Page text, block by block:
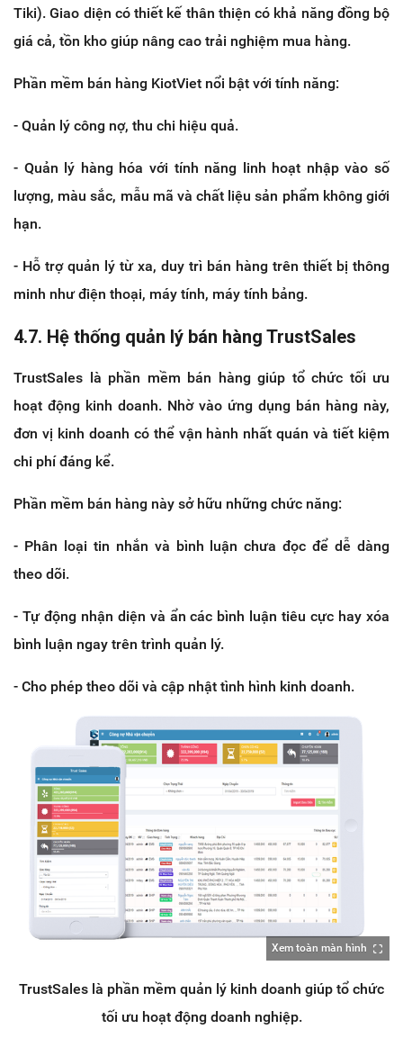
Tiki). Giao diện có thiết kế thân thiện có khả năng đồng bộ
giá cả, tồn kho giúp nâng cao trải nghiệm mua hàng.
Phần mềm bán hàng KiotViet nổi bật với tính năng:
- Quản lý công nợ, thu chi hiệu quả.
- Quản lý hàng hóa với tính năng linh hoạt nhập vào số
lượng, màu sắc, mẫu mã và chất liệu sản phẩm không giới
hạn.
- Hỗ trợ quản lý từ xa, duy trì bán hàng trên thiết bị thông
minh như điện thoại, máy tính, máy tính bảng.
4.7. Hệ thống quản lý bán hàng TrustSales
TrustSales là phần mềm bán hàng giúp tổ chức tối ưu
hoạt động kinh doanh. Nhờ vào ứng dụng bán hàng này,
đơn vị kinh doanh có thể vận hành nhất quán và tiết kiệm
chi phí đáng kể.
Phần mềm bán hàng này sở hữu những chức năng:
- Phân loại tin nhắn và bình luận chưa đọc để dễ dàng
theo dõi.
- Tự động nhận diện và ẩn các bình luận tiêu cực hay xóa
bình luận ngay trên trình quản lý.
- Cho phép theo dõi và cập nhật tình hình kinh doanh.
Xem toàn màn hình
TrustSales là phần mềm quản lý kinh doanh giúp tổ chức
tối ưu hoạt động doanh nghiệp.